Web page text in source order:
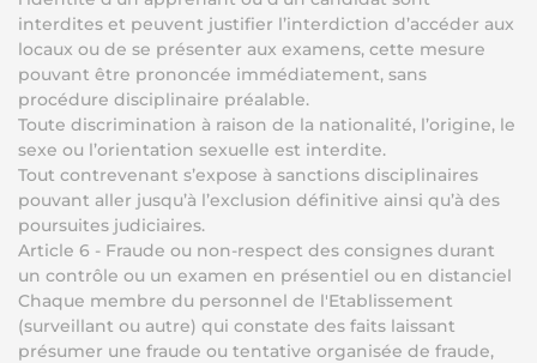
interdites et peuvent justifier l’interdiction d’accéder aux
locaux ou de se présenter aux examens, cette mesure
pouvant être prononcée immédiatement, sans
procédure disciplinaire préalable.
Toute discrimination à raison de la nationalité, l’origine, le
sexe ou l’orientation sexuelle est interdite.
Tout contrevenant s’expose à sanctions disciplinaires
pouvant aller jusqu’à l’exclusion définitive ainsi qu’à des
poursuites judiciaires.
Article 6 - Fraude ou non-respect des consignes durant
un contrôle ou un examen en présentiel ou en distanciel
Chaque membre du personnel de l'Etablissement
(surveillant ou autre) qui constate des faits laissant
présumer une fraude ou tentative organisée de fraude,